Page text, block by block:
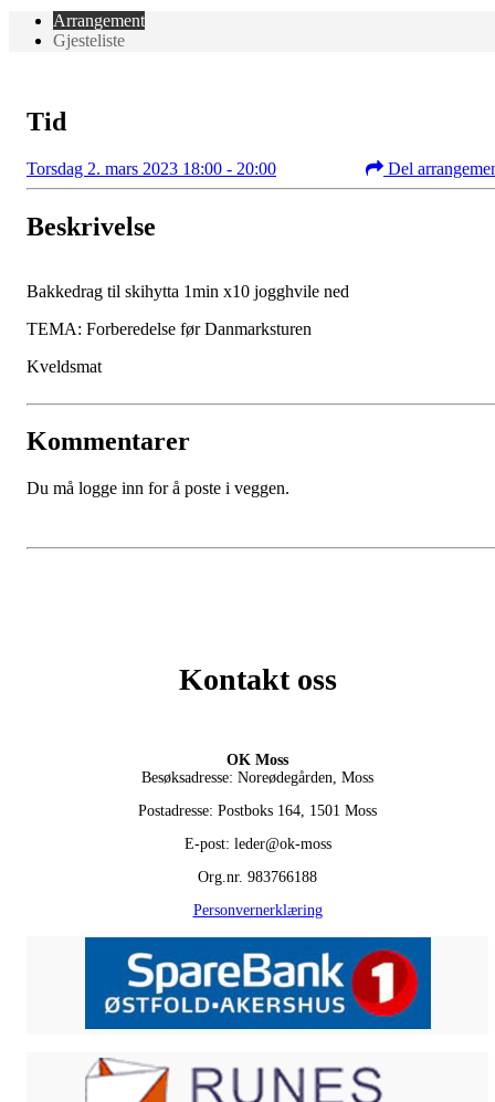
Arrangement
Gjesteliste
Tid
Torsdag 2. mars 2023 18:00 - 20:00 Del
Beskrivelse
Bakkedrag til skihytta 1min x10 jogghvile ned
TEMA: Forberedelse før Danmarksturen
Kveldsmat
Kommentarer
Du må logge inn for å poste i veggen.
Kontakt oss
OK Moss
Besøksadresse: Noreødegården, Moss
Postadresse: Postboks 164, 1501 Moss
E-post: leder@ok-moss
Org.nr. 983766188
Personvernerklæring